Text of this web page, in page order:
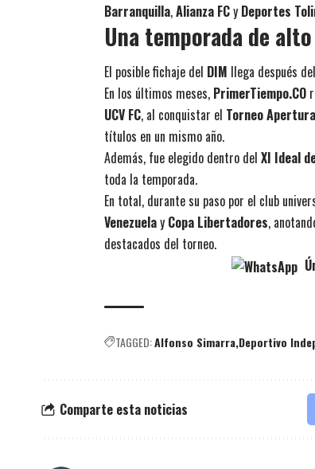
Barranquilla,Alianza FCy Deportes
Una temporada de
El posible fichaje del DIM llega después
En los últimos meses, PrimerTiempo.CO
UCV FC, al conquistar el Torneo
títulos en un mismo año.
Además, fue elegido dentro del XI Ideal
toda la temporada.
En total, durante su paso por el club
Venezuelay Copa Libertadores,
destacados del torneo.
TAGGED:Alfonso Simarra Deportivo
Comparte esta noticias